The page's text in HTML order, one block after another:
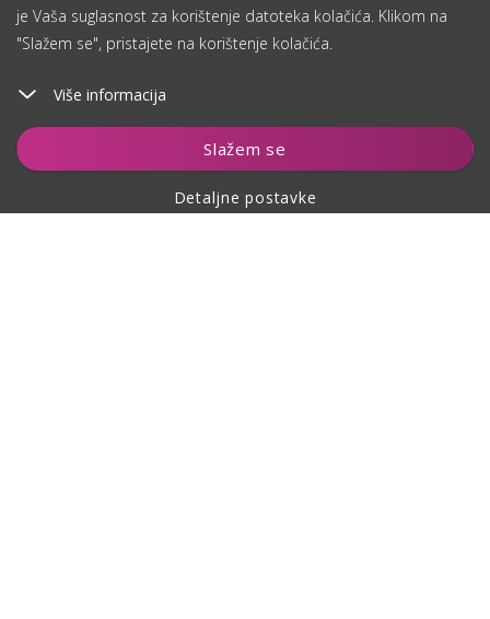
je Vaša suglasnost za korištenje datoteka kolačića. Klikom na
"Slažem se", pristajete na korištenje kolačića.
Više informacija
Slažem se
Detaljne postavke
Dodaj u košaricu